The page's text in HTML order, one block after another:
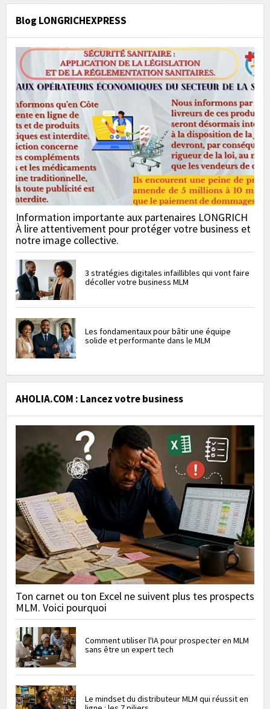
Blog LONGRICHEXPRESS
Information importante aux partenaires LONGRICH
À lire attentivement pour protéger votre business et
notre image collective.
3 stratégies digitales infaillibles qui vont faire
décoller votre business MLM
Les fondamentaux pour bâtir une équipe
solide et performante dans le MLM
AHOLIA.COM : Lancez votre business
Ton carnet ou ton Excel ne suivent plus tes prospects
MLM. Voici pourquoi
Comment utiliser l'IA pour prospecter en MLM
sans être un expert tech
Le mindset du distributeur MLM qui réussit en